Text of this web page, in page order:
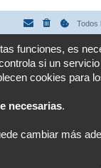
Todos
phpBB® Forum Software ©
al español porphpBB
Privacidad|Condiciones
funciones, es
si un
cookies para
necesarias.
cambiar más